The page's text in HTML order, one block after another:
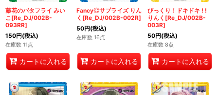
藤花のバタフライ みい
こ[Re_DJ/002B-
093RR]
150円(税込)
在庫数 11点
カートに入れる
Fancy◎サプライズ りん
く[Re_DJ/002B-002R]
50円(税込)
在庫数 16点
カートに入れる
びっくり！ドキドキ ! !
りんく[Re_DJ/002B-
003R]
50円(税込)
在庫数 8点
カートに入れる